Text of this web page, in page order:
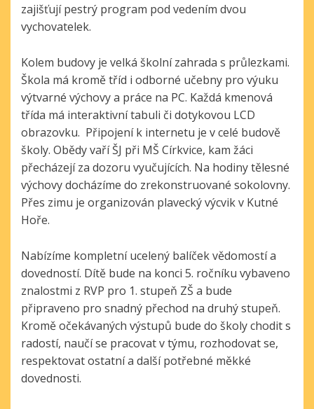
zajišťují pestrý program pod vedením dvou
vychovatelek.
Kolem budovy je velká školní zahrada s průlezkami.
Škola má kromě tříd i odborné učebny pro výuku
výtvarné výchovy a práce na PC. Každá kmenová
třída má interaktivní tabuli či dotykovou LCD
obrazovku. Připojení k internetu je v celé budově
školy. Obědy vaří ŠJ při MŠ Církvice, kam žáci
přecházejí za dozoru vyučujících. Na hodiny tělesné
výchovy docházíme do zrekonstruované sokolovny.
Přes zimu je organizován plavecký výcvik v Kutné
Hoře.
Nabízíme kompletní ucelený balíček vědomostí a
dovedností. Dítě bude na konci 5. ročníku vybaveno
znalostmi z RVP pro 1. stupeň ZŠ a bude
připraveno pro snadný přechod na druhý stupeň.
Kromě očekávaných výstupů bude do školy chodits
radostí, naučí se pracovat v týmu, rozhodovat se,
respektovat ostatní a další potřebné měkké
dovednosti.